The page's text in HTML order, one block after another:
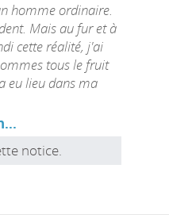
homme ordinaire.
Mais au fur et à
cette réalité, j'ai
tous le fruit
eu lieu dans ma
notice.